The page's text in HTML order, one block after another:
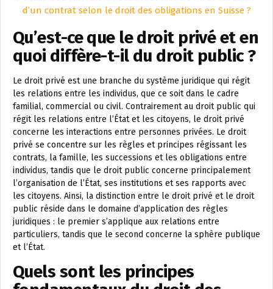
d’un contrat selon le droit des obligations en Suisse ?
Qu’est-ce que le droit privé et en
quoi diffère-t-il du droit public ?
Le droit privé est une branche du système juridique qui régit
les relations entre les individus, que ce soit dans le cadre
familial, commercial ou civil. Contrairement au droit public qui
régit les relations entre l’État et les citoyens, le droit privé
concerne les interactions entre personnes privées. Le droit
privé se concentre sur les règles et principes régissant les
contrats, la famille, les successions et les obligations entre
individus, tandis que le droit public concerne principalement
l’organisation de l’État, ses institutions et ses rapports avec
les citoyens. Ainsi, la distinction entre le droit privé et le droit
public réside dans le domaine d’application des règles
juridiques : le premier s’applique aux relations entre
particuliers, tandis que le second concerne la sphère publique
et l’État.
Quels sont les principes